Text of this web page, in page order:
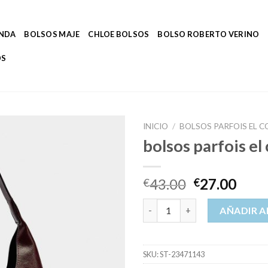
BOLSOS MAJE CHLOE BOLSOS BOLSO ROBERTO VERINO
INICIO / BOLSOS PARFOIS EL
bolsos parfois
€43.00 €27.00
bolsos parfois el corte inglés
AÑADIR
SKU:ST-23471143